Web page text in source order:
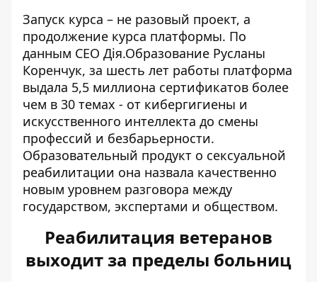
Запуск курса – не разовый проект, а
продолжение курса платформы. По
данным CEO Дія.Образование Русланы
Коренчук, за шесть лет работы платформа
выдала 5,5 миллиона сертификатов более
чем в 30 темах - от кибергигиены и
искусственного интеллекта до смены
профессий и безбарьерности.
Образовательный продукт о сексуальной
реабилитации она назвала качественно
новым уровнем разговора между
государством, экспертами и обществом.
Реабилитация ветеранов
выходит за пределы больниц